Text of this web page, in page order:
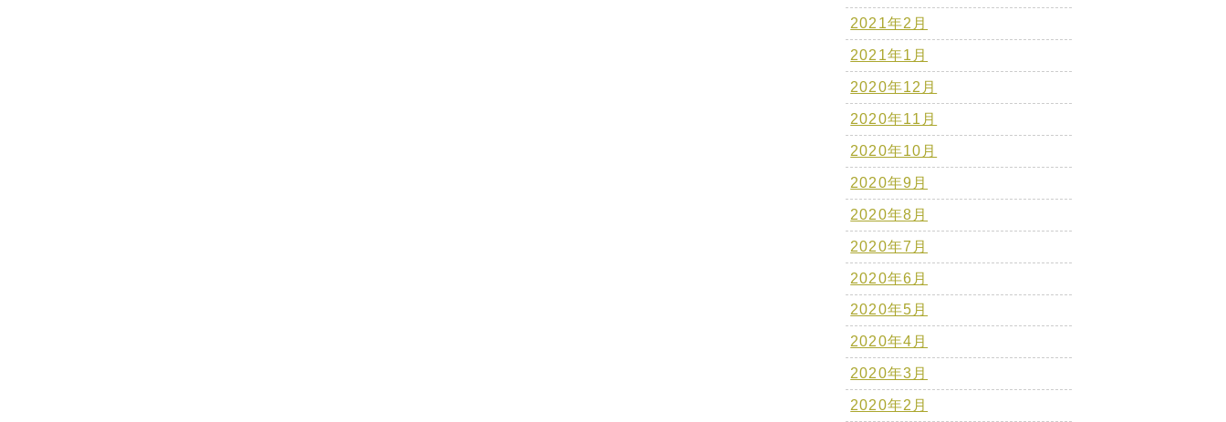
2021年2月
2021年1月
2020年12月
2020年11月
2020年10月
2020年9月
2020年8月
2020年7月
2020年6月
2020年5月
2020年4月
2020年3月
2020年2月